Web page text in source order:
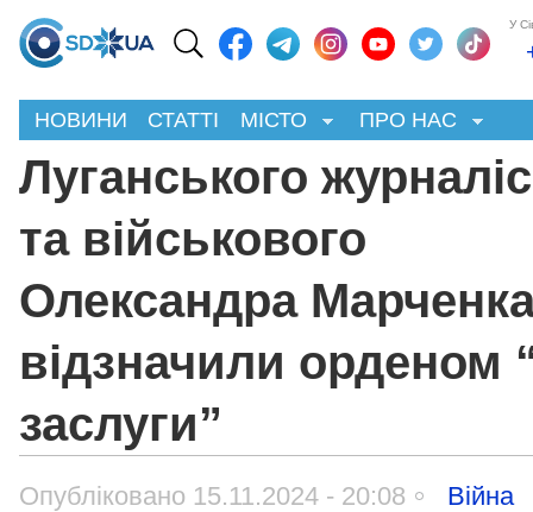
У
НОВИНИ СТАТТІ МІСТО ПРО НАС
Луганського
та військового
Олександра
відзначили орденом
заслуги”
Опубліковано 15.11.2024 - 20:08 Війна